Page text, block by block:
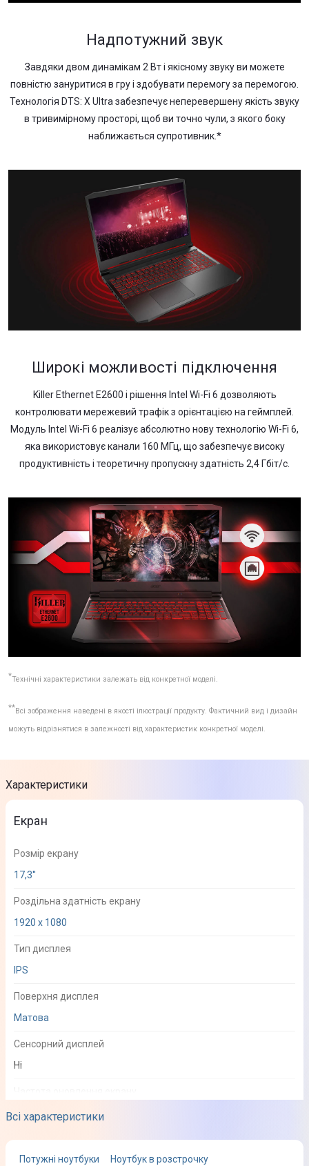
Надпотужний звук
Завдяки двом динамікам 2 Вт і якісному звуку ви можете
повністю зануритися в гру і здобувати перемогу за перемогою.
Технологія DTS: X Ultra забезпечує неперевершену якість звуку
в тривимірному просторі, щоб ви точно чули, з якого боку
наближається супротивник.*
Широкі можливості підключення
Killer Ethernet E2600 і рішення Intel Wi-Fi 6 дозволяють
контролювати мережевий трафік з орієнтацією на геймплей.
Модуль Intel Wi-Fi 6 реалізує абсолютно нову технологію Wi-Fi 6,
яка використовує канали 160 МГц, що забезпечує високу
продуктивність і теоретичну пропускну здатність 2,4 Гбіт/с.
*Технічні характеристики залежать від конкретної моделі.
**Всі зображення наведені в якості ілюстрації продукту. Фактичний вид і дизайн
можуть відрізнятися в залежності від характеристик конкретної моделі.
Характеристики
Всі характеристики
Екран
Розмір екрану
17,3''
Роздільна здатність екрану
1920 x 1080
Тип дисплея
IPS
Поверхня дисплея
Матова
Сенсорний дисплей
Ні
144 Гц
Процесор
Потужні ноутбуки
Ноутбук в розстрочку